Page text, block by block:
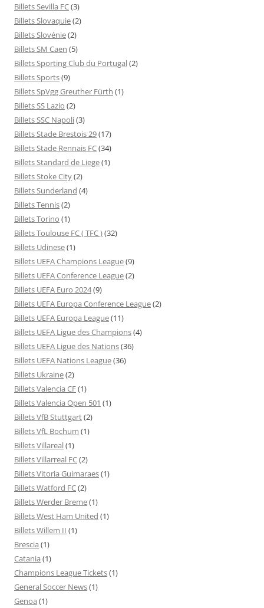
Billets Sevilla FC(3)
Billets Slovaquie(2)
Billets Slovénie(2)
Billets SM Caen (5)
Billets Sporting Club du Portugal(2)
Billets Sports(9)
Billets SpVgg Greuther Fürth (1)
Billets SS Lazio (2)
Billets SSC Napoli(3)
Billets Stade Brestois 29(17)
Billets Stade Rennais FC(34)
Billets Standard de Liege(1)
Billets Stoke City(2)
Billets Sunderland (4)
Billets Tennis(2)
Billets Torino (1)
Billets Toulouse FC ( TFC )(32)
Billets Udinese(1)
Billets UEFA Champions League(9)
Billets UEFA Conference League(2)
Billets UEFA Euro 2024(9)
Billets UEFA Europa Conference League(2)
Billets UEFA Europa League(11)
Billets UEFA Ligue des Champions(4)
Billets UEFA Ligue des Nations(36)
Billets UEFA Nations League(36)
Billets Ukraine(2)
Billets Valencia CF(1)
Billets Valencia Open 501 (1)
Billets VfB Stuttgart(2)
Billets VfL Bochum (1)
Billets Villareal(1)
Billets Villarreal FC(2)
Billets Vitoria Guimaraes(1)
Billets Watford FC(2)
Billets Werder Breme(1)
Billets West Ham United (1)
Billets Willem II (1)
Brescia (1)
Catania (1)
Champions League Tickets(1)
General Soccer News(1)
Genoa (1)